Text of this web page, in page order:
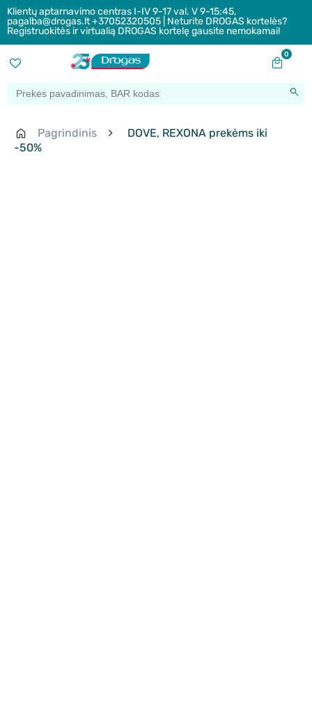
Klientų aptarnavimo centras I-IV 9-17 val. V 9-15:45,
pagalba@drogas.lt +37052320505 | Neturite DROGAS kortelės?
Registruokitės ir virtualią DROGAS kortelę gausite nemokamai!
0
Pagrindinis
DOVE, REXONA prekėms iki
-50%